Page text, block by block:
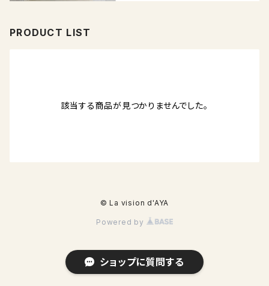
PRODUCT LIST
該当する商品が見つかりませんでした。
© La vision d'AYA
Powered by
ショップに質問する